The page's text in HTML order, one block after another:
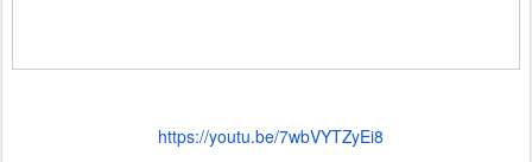
https://youtu.be/7wbVYTZyEi8